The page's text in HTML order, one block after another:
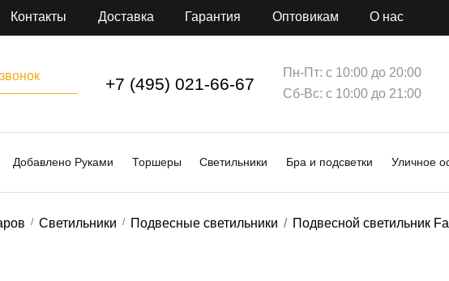
Контакты Доставка Гарантия Оптовикам О нас
+7 (495) 021-66-67
Пн-Пт: с 10:00 до 20:00
Сб-Вс: с 10:00 до 21:00
Добавлено Руками Торшеры Светильники Бра и подсветки Уличное
Светильники Подвесные светильники Подвесной светильник